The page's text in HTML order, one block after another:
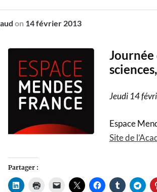
on 14 février 2013
Journée
Jeudi 14
Espace
Site de
Partager :